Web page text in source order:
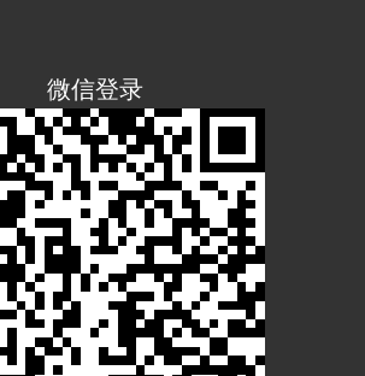
微信登录